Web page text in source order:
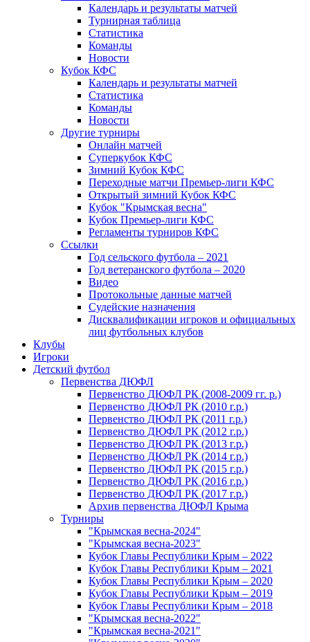
Календарь и результаты матчей
Турнирная таблица
Статистика
Команды
Новости
Кубок КФС
Календарь и результаты матчей
Статистика
Команды
Новости
Другие турниры
Онлайн матчей
Суперкубок КФС
Зимний Кубок КФС
Переходные матчи Премьер-лиги КФС
Открытый зимний Кубок КФС
Кубок "Крымская весна"
Кубок Премьер-лиги КФС
Регламенты турниров КФС
Ссылки
Год сельского футбола – 2021
Год ветеранского футбола – 2020
Видео
Протокольные данные матчей
Судейские назначения
Дисквалификации игроков и официальных
лиц футбольных клубов
Клубы
Игроки
Детский футбол
Первенства ДЮФЛ
Первенство ДЮФЛ РК (2008-2009 гг. р.)
Первенство ДЮФЛ РК (2010 г.р.)
Первенство ДЮФЛ РК (2011 г.р.)
Первенство ДЮФЛ РК (2012 г.р.)
Первенство ДЮФЛ РК (2013 г.р.)
Первенство ДЮФЛ РК (2014 г.р.)
Первенство ДЮФЛ РК (2015 г.р.)
Первенство ДЮФЛ РК (2016 г.р.)
Первенство ДЮФЛ РК (2017 г.р.)
Архив первенства ДЮФЛ Крыма
Турниры
"Крымская весна-2024"
"Крымская весна-2023"
Кубок Главы Республики Крым – 2022
Кубок Главы Республики Крым – 2021
Кубок Главы Республики Крым – 2020
Кубок Главы Республики Крым – 2019
Кубок Главы Республики Крым – 2018
"Крымская весна-2022"
"Крымская весна-2021"